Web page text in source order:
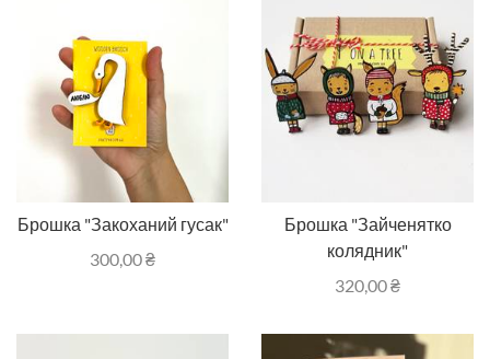
Брошка "Закоханий гусак"
300,00₴
Брошка "Зайченятко
колядник"
320,00₴